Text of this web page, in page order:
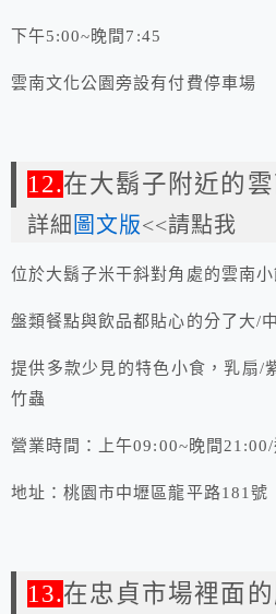
下午5:00~晚間7:45
雲南文化公園旁設有付費停車場
12.在大鬍子附近的
詳細 圖文版<<請點我
位於大鬍子米干斜對角處的雲南
盤類餐點與飲品都貼心的分了大/
提供多款少見的特色小食，乳扇/
竹蟲
營業時間：上午09:00~晚間
地址：桃園市中壢區龍平路181號
13.在忠貞市場裡面